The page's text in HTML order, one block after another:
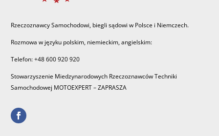
Rzeczoznawcy Samochodowi, biegli sądowi w Polsce i Niemczech.
Rozmowa w języku polskim, niemieckim, angielskim:
Telefon: +48 600 920 920
Stowarzyszenie Miedzynarodowych Rzeczoznawców Techniki
Samochodowej MOTOEXPERT – ZAPRASZA